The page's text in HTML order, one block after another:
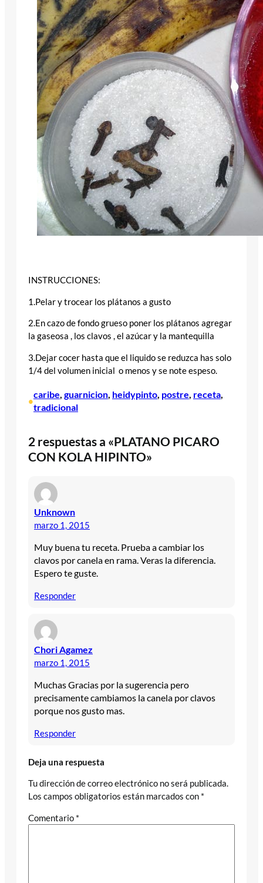
INSTRUCCIONES:
1.Pelar y trocear los plátanos a gusto
2.En cazo de fondo grueso poner los plátanos agregar
la gaseosa , los clavos , el azúcar y la mantequilla
3.Dejar cocer hasta que el liquido se reduzca has solo
1/4 del volumen inicial o menos y se note espeso.
•
caribe, guarnicion, heidypinto, postre, receta
tradicional
2 respuestas a «PLATANO PICARO
CON KOLA HIPINTO»
Unknown
marzo 1, 2015
Muy buena tu receta. Prueba a cambiar los
clavos por canela en rama. Veras la diferencia.
Espero te guste.
Responder
Chori Agamez
marzo 1, 2015
Muchas Gracias por la sugerencia pero
precisamente cambiamos la canela por clavos
porque nos gusto mas.
Responder
Deja una respuesta
Tu dirección de correo electrónico no será publicada.
Los campos obligatorios están marcados con *
Comentario *